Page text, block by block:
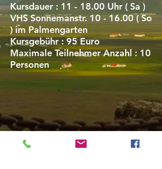
Kursdauer : 11 - 18.00 Uhr ( Sa )
VHS Sonnemanstr. 10 - 16.00 ( So
) im Palmengarten
Kursgebühr : 95 Euro
Maximale Teilnehmer Anzahl : 10
Personen